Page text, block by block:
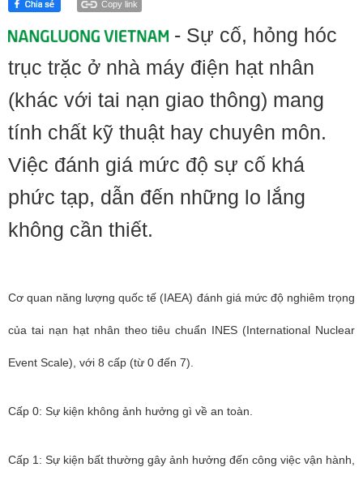
Copy link
- Sự cố, hỏng hóc
trục trặc ở nhà máy điện hạt nhân
(khác với tai nạn giao thông) mang
tính chất kỹ thuật hay chuyên môn.
Việc đánh giá mức độ sự cố khá
phức tạp, dẫn đến những lo lắng
không cần thiết.
Cơ quan năng lượng quốc tế (IAEA) đánh giá mức độ nghiêm trọng
của tai nạn hạt nhân theo tiêu chuẩn INES (International Nuclear
Event Scale), với 8 cấp (từ 0 đến 7).
Cấp 0: Sự kiện không ảnh hưởng gì về an toàn.
Cấp 1: Sự kiện bất thường gây ảnh hưởng đến công việc vận hành,